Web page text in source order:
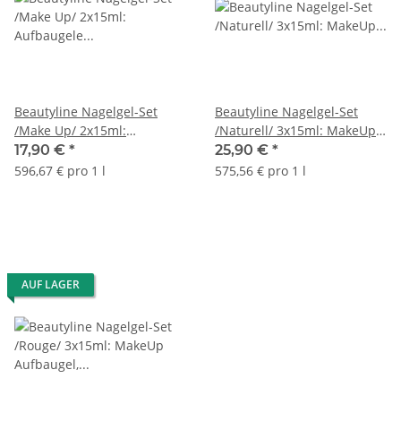
Beautyline Nagelgel-Set
/Make Up/ 2x15ml:
Aufbaugele ROUGE,
NATURELL
17,90 € *
596,67 € pro 1 l
Beautyline Nagelgel-Set
/Naturell/ 3x15ml: MakeUp
Aufbaugel, Haftgel,
Versiegelungsgel
25,90 € *
575,56 € pro 1 l
AUF LAGER